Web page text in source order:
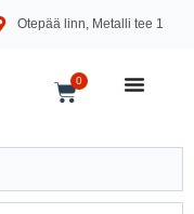
Otepää linn, Metalli tee 1
0